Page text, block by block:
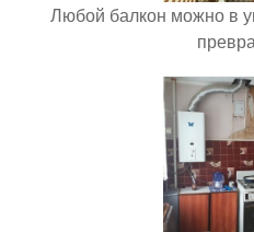
Любой балкон можно в